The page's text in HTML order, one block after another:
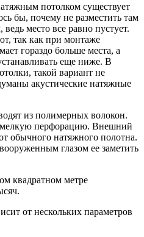
потолком существует
бы, почему не разместить там
место все равно пустует.
так как при монтаже
гораздо больше места, а
еще ниже. В
такой вариант не
акустические натяжные
из полимерных волокон.
перфорацию. Внешний
обычного натяжного полотна.
глазом ее заметить
квадратном метре
от нескольких параметров